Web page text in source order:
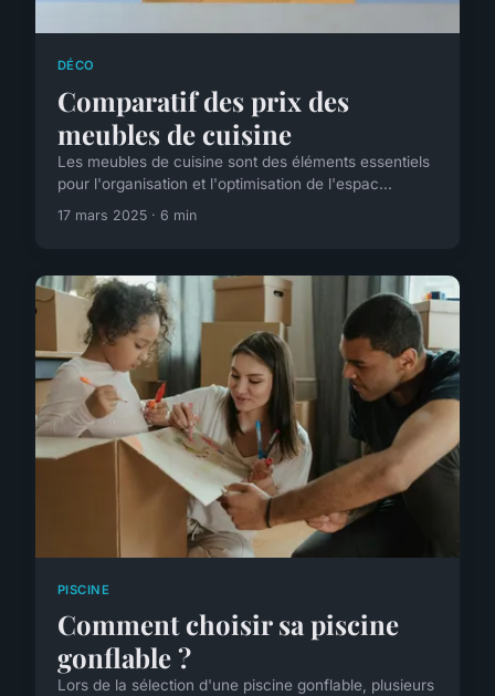
DÉCO
Comparatif des prix des
meubles de cuisine
Les meubles de cuisine sont des éléments essentiels
pour l'organisation et l'optimisation de l'espac...
17 mars 2025 · 6 min
PISCINE
Comment choisir sa piscine
gonflable ?
Lors de la sélection d'une piscine gonflable, plusieurs